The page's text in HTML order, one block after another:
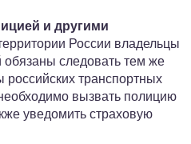
и другими
России владельцы
следовать тем же
транспортных
вызвать полицию
уведомить страховую